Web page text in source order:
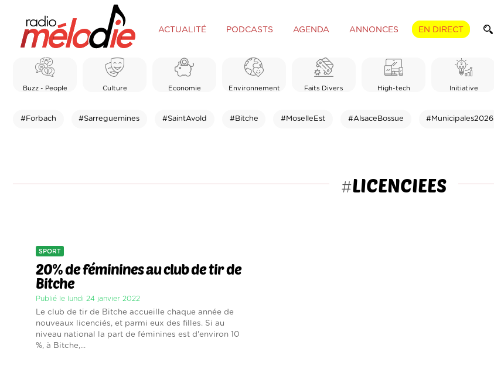
ACTUALITÉ PODCASTS AGENDA ANNONCES EN DIRECT
Buzz - People Culture Economie Environnement Faits Divers High-tech Initiative
#Forbach #Sarreguemines #SaintAvold #Bitche #MoselleEst #AlsaceBossue #Municipales2026
#LICENCIEES
SPORT
20% de féminines au club de tir de
Bitche
Publié le lundi 24 janvier 2022
Le club de tir de Bitche accueille chaque année de
nouveaux licenciés, et parmi eux des filles. Si au
niveau national la part de féminines est d'environ 10
%, à Bitche,...